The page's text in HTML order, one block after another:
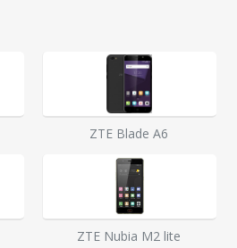
ZTE Blade A6
ZTE Nubia M2 lite